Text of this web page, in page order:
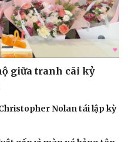
giữa tranh cãi kỷ
Nolan tái lập kỳ